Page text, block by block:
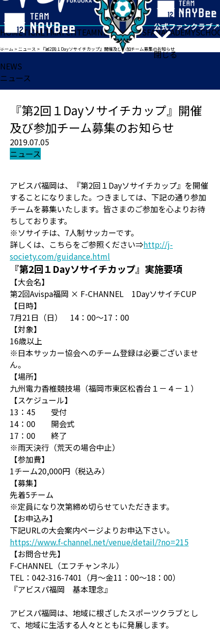
閉じる
HOMETICKETMATCHTEAMNEWSGOODSFANACADEMY
ホーム >ニュース > 『第2回１Dayソサイチカップ』開催及び参加チーム募集のお知らせ
NEWS
ニュース
『第2回１Dayソサイチカップ』開催
及び参加チーム募集のお知らせ
2019.07.05
ニュース
アビスパ福岡は、『第2回１Dayソサイチカップ』を開催
することになりました。つきましては、下記の通り参加
チームを募集いたします。皆さまのご参加を心よりお待
ちしております。
※ソサイチは、7人制サッカーです。
詳しくは、こちらをご参照ください⇒http://j-
society.com/guidance.html
『第2回１Dayソサイチカップ』実施要項
【大会名】
第2回Avispa福岡 × F-CHANNEL 1DayソサイチCUP
【日時】
7月21日（日） 14：00～17：00
【対象】
16歳以上
※日本サッカー協会へのチーム登録は必要ございませ
ん。
【場所】
九州電力香椎競技場（福岡市東区松香台１－４－１）
【スケジュール】
13：45 受付
14：00 開会式
17：00 終了
※雨天決行（荒天の場合中止）
【参加費】
1チーム20,000円（税込み）
【募集】
先着5チーム
※定員になり次第締め切らせていただきます。
【お申込み】
下記URLの大会案内ページよりお申込下さい。
https://www.f-channel.net/venue/detail/?no=215
【お問合せ先】
F-CHANNEL（エフチャンネル）
TEL：042-316-7401（月～金11：00～18：00）
『アビスパ福岡 基本理念』
アビスパ福岡は、地域に根ざしたスポーツクラブとし
て、地域に生活する人々とともに発展します。